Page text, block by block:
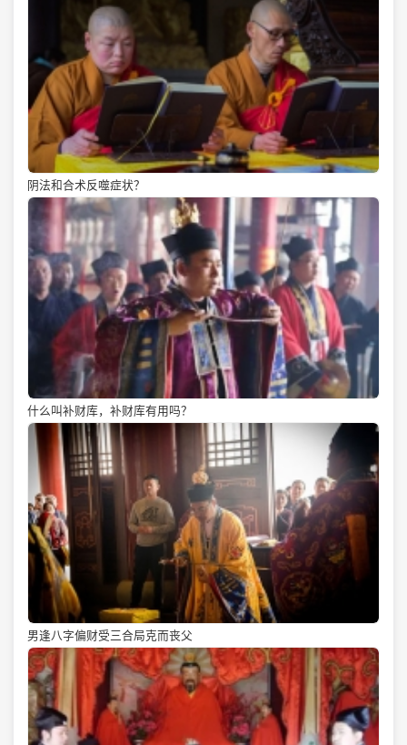
阴法和合术反噬症状？
什么叫补财库，补财库有用吗？
男逢八字偏财受三合局克而丧父